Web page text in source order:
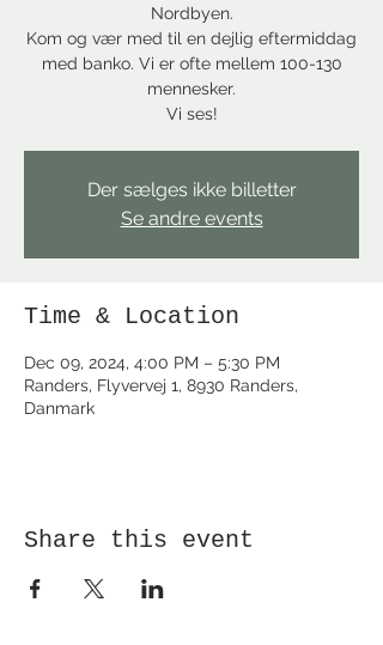
Nordbyen.
Kom og vær med til en dejlig eftermiddag
med banko. Vi er ofte mellem 100-130
mennesker.
Vi ses!
Der sælges ikke billetter
Se andre events
Time & Location
Dec 09, 2024, 4:00 PM – 5:30 PM
Randers, Flyvervej 1, 8930 Randers,
Danmark
Share this event